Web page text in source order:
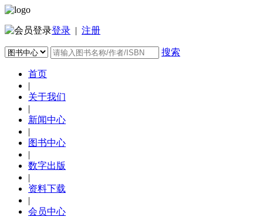
登录 | 注册
搜索
首页
|
关于我们
|
新闻中心
|
图书中心
|
数字出版
|
资料下载
|
会员中心